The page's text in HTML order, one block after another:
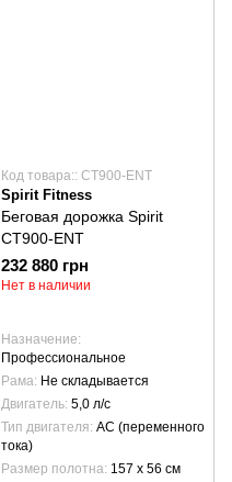
Код товара:: CT900-ENT
Spirit Fitness
Беговая дорожка Spirit
CT900-ENT
232 880 грн
Нет в наличии
Назначение
Профессиональное
Рама Не складывается
Двигатель 5,0 л/с
Тип двигателя AC (переменного
тока)
Размер полотна 157 х 56 см